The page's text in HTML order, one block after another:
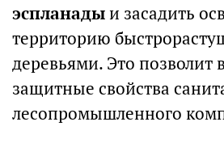
эспланадыи засадить
территорию
деревьями. Это позволит
защитные свойства
лесопромышленного